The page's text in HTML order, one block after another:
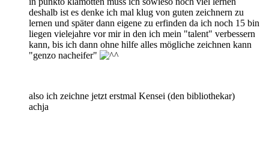
deshalb ist es denke ich mal klug von guten zeichnern zu
lernen und später dann eigene zu erfinden da ich noch 15 bin
liegen vielejahre vor mir in den ich mein "talent" verbessern
kann, bis ich dann ohne hilfe alles mögliche zeichnen kann
"genzo nacheifer"
also ich zeichne jetzt erstmal Kensei (den bibliothekar)
achja